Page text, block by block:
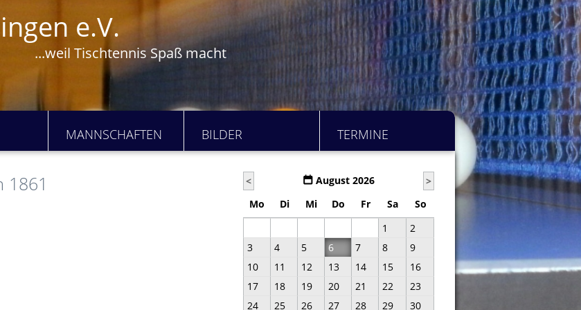
e.V.
...weil Tischtennis Spaß macht
MANNSCHAFTEN BILDER TERMINE
1861 < August 2026
>
Mo
Di Mi Do Fr Sa
So
1
2
3
4 5 6 7 8
9
10
11 12 13 14 15
16
17
18 19 20 21 22
23
24
25 26 27 28 29 30